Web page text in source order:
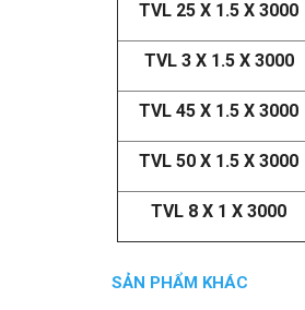
TVL 25 X 1.5 X 3000
TVL 3 X 1.5 X 3000
TVL 45 X 1.5 X 3000
TVL 50 X 1.5 X 3000
TVL 8 X 1 X 3000
SẢN PHẨM KHÁC